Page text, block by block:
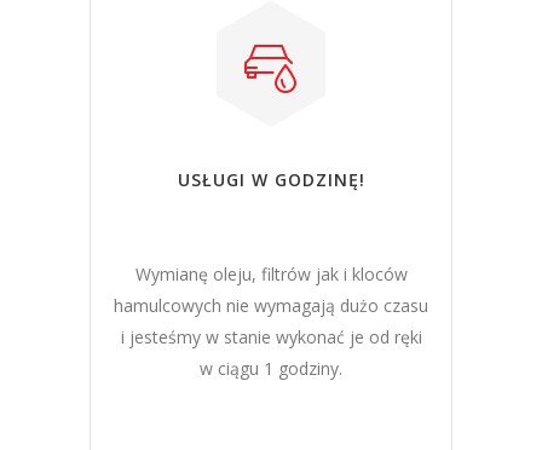
USŁUGI W GODZINĘ!
Wymianę oleju, filtrów jak i kloców
hamulcowych nie wymagają dużo czasu
i jesteśmy w stanie wykonać je od ręki
w ciągu 1 godziny.